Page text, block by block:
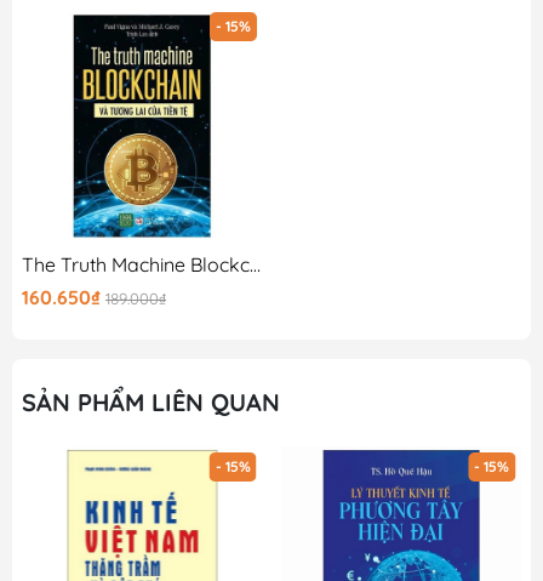
- 15%
The Truth Machine Blockchain Và Tương Lai Của Tiền Tệ
160.650₫ 189.000₫
SẢN PHẨM LIÊN QUAN
- 15% - 15%